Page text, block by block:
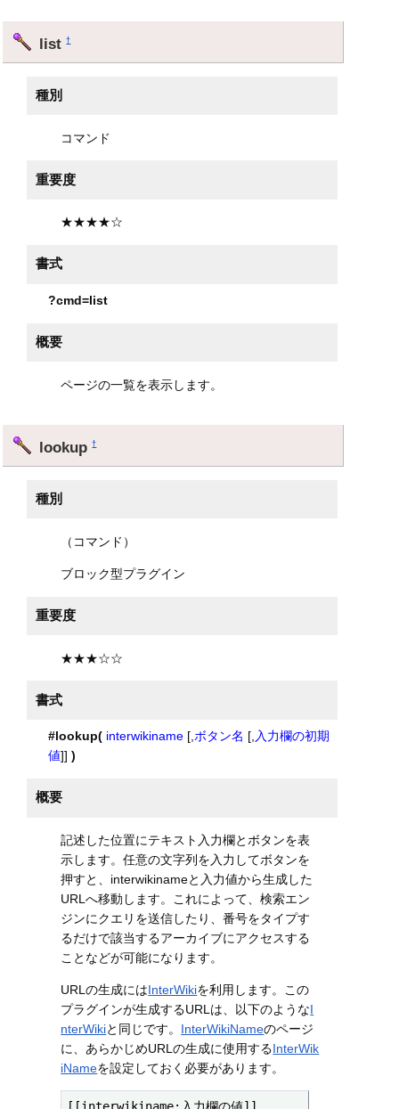
list†
種別
コマンド
重要度
★★★★☆
書式
?cmd=list
概要
ページの一覧を表示します。
lookup†
種別
（コマンド）
ブロック型プラグイン
重要度
★★★☆☆
書式
#lookup( interwikiname[,ボタン名 [,入力欄の初期
値]] )
概要
記述した位置にテキスト入力欄とボタンを表
示します。任意の文字列を入力してボタンを
押すと、interwikinameと入力値から生成した
URLへ移動します。これによって、検索エン
ジンにクエリを送信したり、番号をタイプす
るだけで該当するアーカイブにアクセスする
ことなどが可能になります。
URLの生成にはInterWikiを利用します。この
プラグインが生成するURLは、以下のようなI
nterWikiと同じです。 InterWikiNameのページ
に、あらかじめURLの生成に使用するInterWik
iNameを設定しておく必要があります。